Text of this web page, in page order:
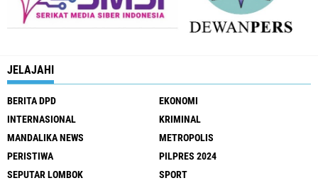
JELAJAHI
BERITA DPD
EKONOMI
INTERNASIONAL
KRIMINAL
MANDALIKA NEWS
METROPOLIS
PERISTIWA
PILPRES 2024
SEPUTAR LOMBOK
SPORT